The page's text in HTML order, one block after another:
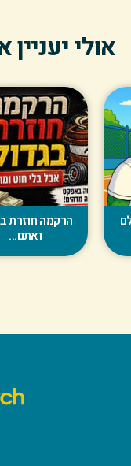
אולי
הרקמה חוזרת
ואתם...